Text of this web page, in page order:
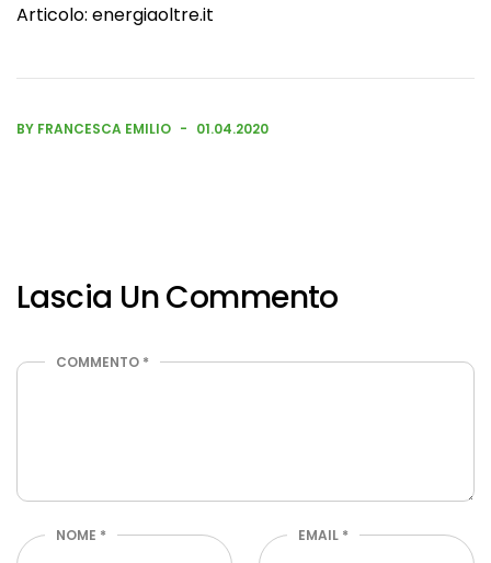
Articolo: energiaoltre.it
BY FRANCESCA EMILIO 01.04.2020
Lascia Un Commento
COMMENTO *
NOME * EMAIL *